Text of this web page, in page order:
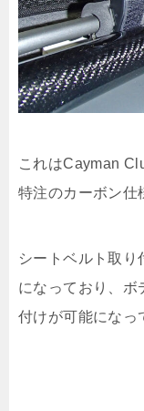
これはCayman
特注のカーボン仕
シートベルト取り
になっており、ボ
付けが可能になっ